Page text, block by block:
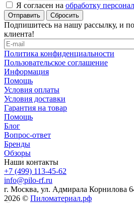
Я согласен на обработку
Сбросить
Подпишитесь на нашу рассылку, и
клиента!
Политика конфиденциальности
Пользовательское соглашение
Информация
Помощь
Условия оплаты
Условия доставки
Гарантия на товар
Помощь
Блог
Вопрос-ответ
Бренды
Обзоры
Наши контакты
+7 (499) 113-45-62
info@pilo-rf.ru
г. Москва, ул. Адмирала Корнилова
2026 © Пиломатериал.рф